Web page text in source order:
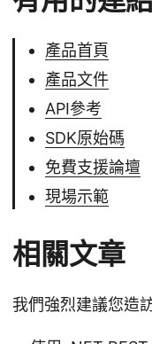
產品首頁
產品文件
API參考
SDK原始碼
免費支援論壇
現場示範
相關文章
我們強烈建議您造